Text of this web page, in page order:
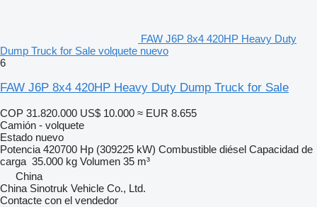
FAW J6P 8x4 420HP Heavy Duty
Dump Truck for Sale volquete nuevo
6
FAW J6P 8x4 420HP Heavy Duty Dump Truck for Sale
COP 31.820.000 US$ 10.000 ≈ EUR 8.655
Camión - volquete
Estado nuevo
Potencia 420700 Hp (309225 kW) Combustible diésel Capacidad de
carga 35.000 kg Volumen 35 m³
China
China Sinotruk Vehicle Co., Ltd.
Contacte con el vendedor